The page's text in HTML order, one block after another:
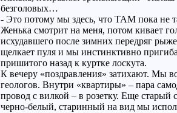
безголовых…
- Это потому мы здесь, что ТАМ пока не
Женька смотрит на меня, потом кивает
исхудавшего после зимних передряг
щелкает пуля и мы инстинктивно
пришитого назад к куртке лоскута.
К вечеру «поздравления» затихают. Мы
геологов. Внутри «квартиры» – пара
провод с вилкой – в розетку. Еще старый
черно-белый, старинный на вид мы